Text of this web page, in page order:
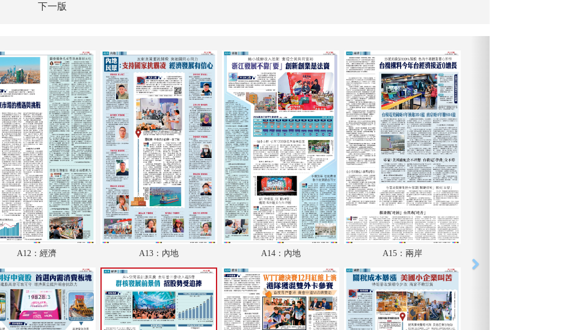
下一版
A18：經濟
A19：體育
A20：國際
B1：體育
B2：經濟
B3：大公園
B4：小公園
B5：廣告
B7：廣告
B8：廣告
A12：經濟 A13：內地 A14：內地 A15：兩岸